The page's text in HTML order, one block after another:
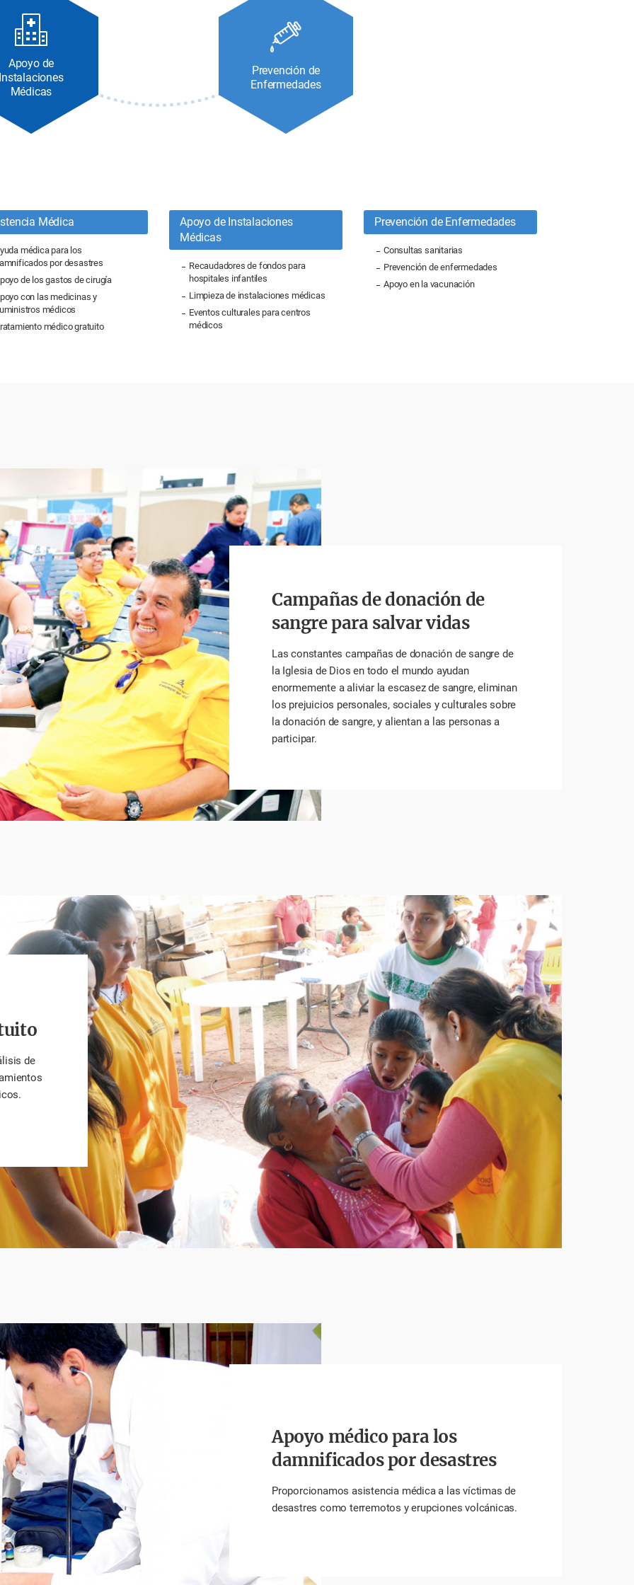
Apoyo de
Médicas
Prevención de
Enfermedades
Médica
médica para los
por desastres
de los gastos de cirugía
con las medicinas y
médicos
médico gratuito
Apoyo de Instalaciones
Médicas
Recaudadores de fondos para
hospitales infantiles
Limpieza de instalaciones médicas
Eventos culturales para centros
médicos
Prevención de Enfermedades
Consultas sanitarias
Prevención de enfermedades
Apoyo en la vacunación
Campañas de donación de
sangre para salvar vidas
Las constantes campañas de donación de sangre de
la Iglesia de Dios en todo el mundo ayudan
enormemente a aliviar la escasez de sangre, eliminan
los prejuicios personales, sociales y culturales sobre
la donación de sangre, y alientan a las personas a
participar.
de
Apoyo médico para los
damnificados por desastres
Proporcionamos asistencia médica a las víctimas de
desastres como terremotos y erupciones volcánicas.